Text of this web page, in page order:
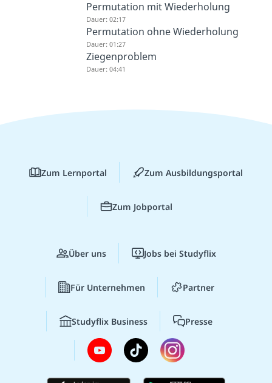
Permutation mit Wiederholung
Dauer: 02:17
Permutation ohne Wiederholung
Dauer: 01:27
Ziegenproblem
Dauer: 04:41
Zum Lernportal Zum Ausbildungsportal
Zum Jobportal
Über uns Jobs bei Studyflix
Für Unternehmen Partner
Studyflix Business Presse